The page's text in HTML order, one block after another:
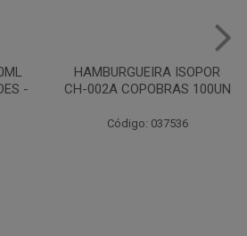
CAIXA PARDA PIZZA N30
OITAVADA BALUARTE C/10
Código: 001124